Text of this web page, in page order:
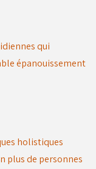
qui
épanouissement
holistiques
plus de personnes